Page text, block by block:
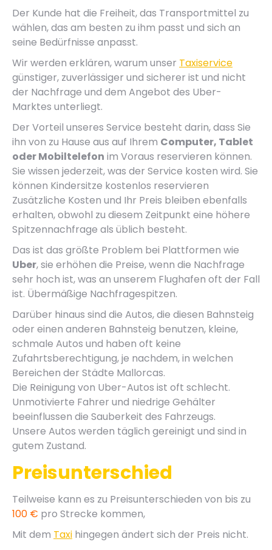
Der Kunde hat die Freiheit, das Transportmittel zu
wählen, das am besten zu ihm passt und sich an
seine Bedürfnisse anpasst.
Wir werden erklären, warum unser Taxiservice
günstiger, zuverlässiger und sicherer ist und nicht
der Nachfrage und dem Angebot des Uber-
Marktes unterliegt.
Der Vorteil unseres Service besteht darin, dass Sie
ihn von zu Hause aus auf Ihrem Computer, Tablet
oder Mobiltelefon im Voraus reservieren können.
Sie wissen jederzeit, was der Service kosten wird. Sie
können Kindersitze kostenlos reservieren
Zusätzliche Kosten und Ihr Preis bleiben ebenfalls
erhalten, obwohl zu diesem Zeitpunkt eine höhere
Spitzennachfrage als üblich besteht.
Das ist das größte Problem bei Plattformen wie
Uber, sie erhöhen die Preise, wenn die Nachfrage
sehr hoch ist, was an unserem Flughafen oft der Fall
ist. Übermäßige Nachfragespitzen.
Darüber hinaus sind die Autos, die diesen Bahnsteig
oder einen anderen Bahnsteig benutzen, kleine,
schmale Autos und haben oft keine
Zufahrtsberechtigung, je nachdem, in welchen
Bereichen der Städte Mallorcas.
Die Reinigung von Uber-Autos ist oft schlecht.
Unmotivierte Fahrer und niedrige Gehälter
beeinflussen die Sauberkeit des Fahrzeugs.
Unsere Autos werden täglich gereinigt und sind in
gutem Zustand.
Preisunterschied
Teilweise kann es zu Preisunterschieden von bis zu
100 € pro Strecke kommen,
Mit dem Taxi hingegen ändert sich der Preis nicht.